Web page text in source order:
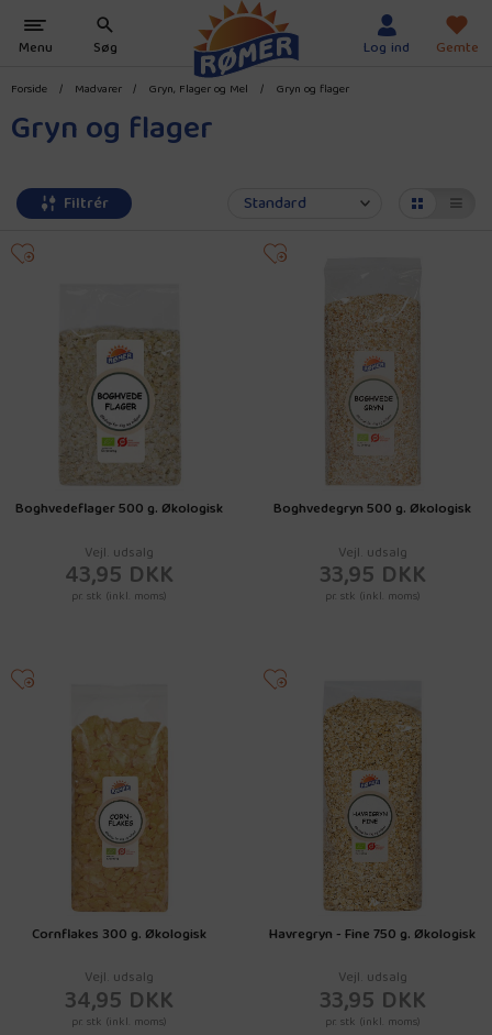
Forside / Madvarer / Gryn, Flager og Mel / Gryn og flager
Gryn og flager
Filtrér
Boghvedeflager 500 g. Økologisk
Vejl. udsalg
43,95 DKK
pr. stk (inkl. moms)
Boghvedegryn 500 g. Økologisk
Vejl. udsalg
33,95 DKK
pr. stk (inkl. moms)
Cornflakes 300 g. Økologisk
Vejl. udsalg
34,95 DKK
pr. stk (inkl. moms)
Havregryn - Fine 750 g. Økologisk
Vejl. udsalg
33,95 DKK
pr. stk (inkl. moms)